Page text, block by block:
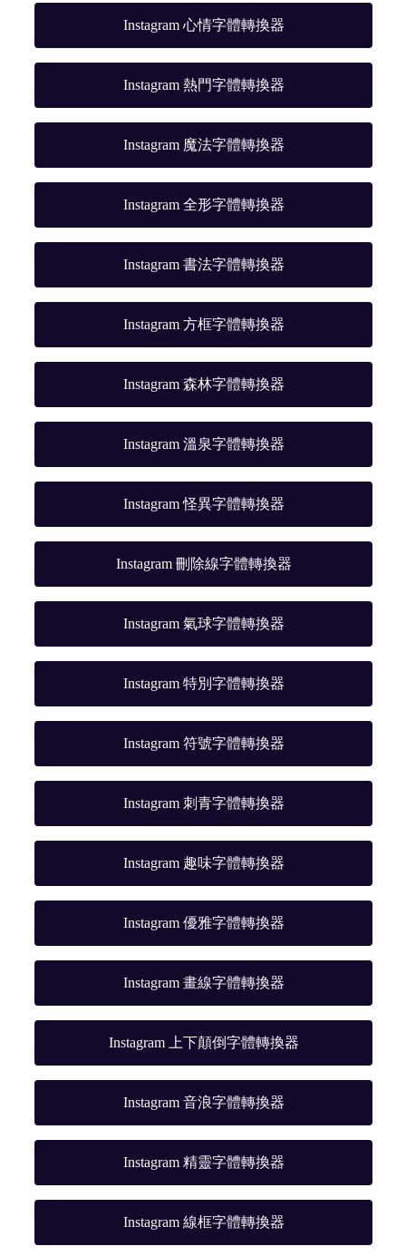
Instagram 心情字體轉換器
Instagram 熱門字體轉換器
Instagram 魔法字體轉換器
Instagram 全形字體轉換器
Instagram 書法字體轉換器
Instagram 方框字體轉換器
Instagram 森林字體轉換器
Instagram 溫泉字體轉換器
Instagram 怪異字體轉換器
Instagram 刪除線字體轉換器
Instagram 氣球字體轉換器
Instagram 特別字體轉換器
Instagram 符號字體轉換器
Instagram 刺青字體轉換器
Instagram 趣味字體轉換器
Instagram 優雅字體轉換器
Instagram 畫線字體轉換器
Instagram 上下顛倒字體轉換器
Instagram 音浪字體轉換器
Instagram 精靈字體轉換器
Instagram 線框字體轉換器